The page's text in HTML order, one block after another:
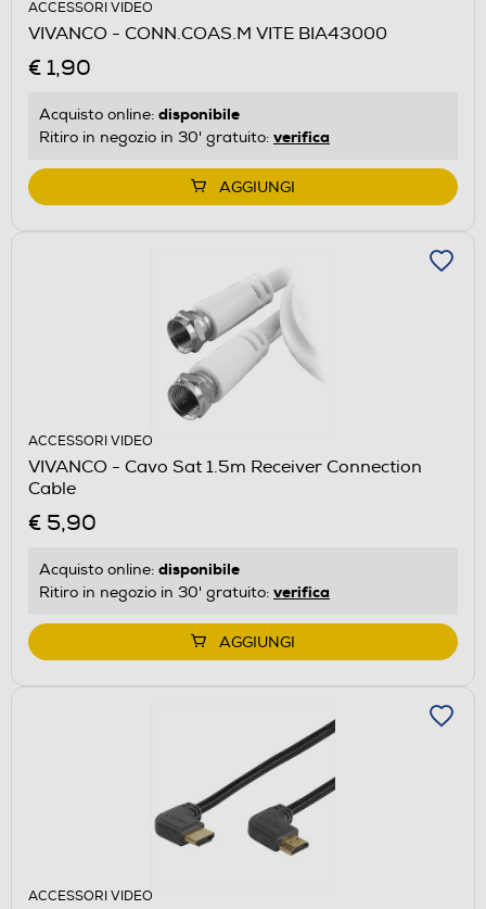
ACCESSORI VIDEO
VIVANCO - CONN.COAS.M VITE BIA43000
€ 1,90
Acquisto online: disponibile
Ritiro in negozio in 30' gratuito: verifica
AGGIUNGI
ACCESSORI VIDEO
VIVANCO - Cavo Sat 1.5m Receiver Connection
Cable
€ 5,90
Acquisto online: disponibile
Ritiro in negozio in 30' gratuito: verifica
AGGIUNGI
ACCESSORI VIDEO